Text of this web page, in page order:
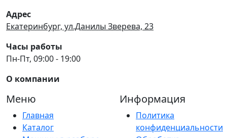
Адрес
Екатеринбург, ул.Данилы Зверева, 23
Часы работы
Пн-Пт, 09:00 - 19:00
О компании
Меню
Главная
Каталог
Информация
Политика
конфиденциальности